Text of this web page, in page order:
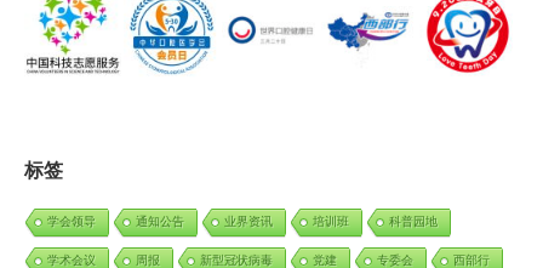
标签
学会领导 通知公告 业界资讯 培训班 科普园地
学术会议 周报 新型冠状病毒 党建 专委会 西部行